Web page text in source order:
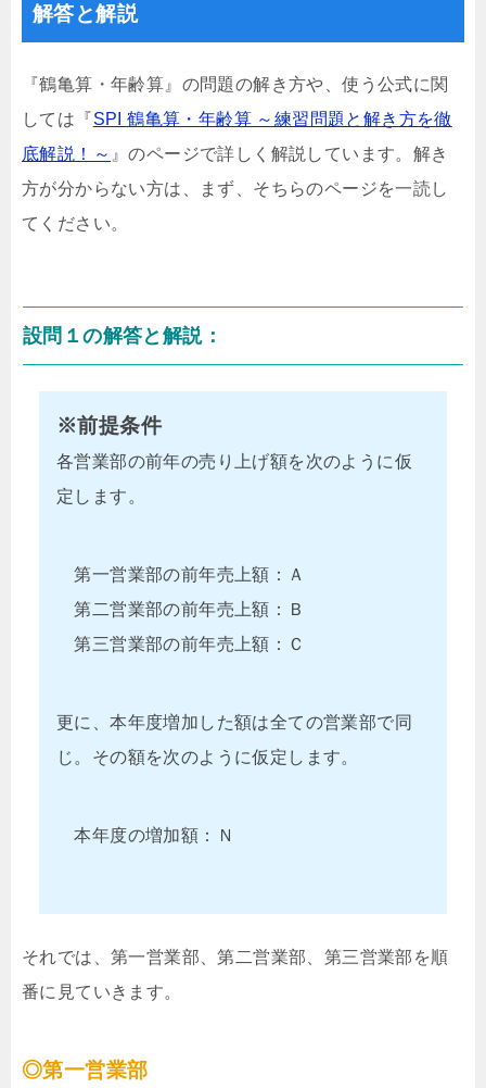
解答と解説
『鶴亀算・年齢算』の問題の解き方や、使う公式に関
しては『SPI 鶴亀算・年齢算 ～練習問題と解き方を徹
底解説！～ 』のページで詳しく解説しています。解き
方が分からない方は、まず、そちらのページを一読し
てください。
設問１の解答と解説：
※前提条件
各営業部の前年の売り上げ額を次のように仮
定します。
第一営業部の前年売上額：Ａ
第二営業部の前年売上額：Ｂ
第三営業部の前年売上額：Ｃ
更に、本年度増加した額は全ての営業部で同
じ。その額を次のように仮定します。
本年度の増加額：Ｎ
それでは、第一営業部、第二営業部、第三営業部を順
番に見ていきます。
◎第一営業部